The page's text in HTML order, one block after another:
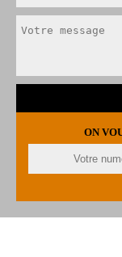
ON